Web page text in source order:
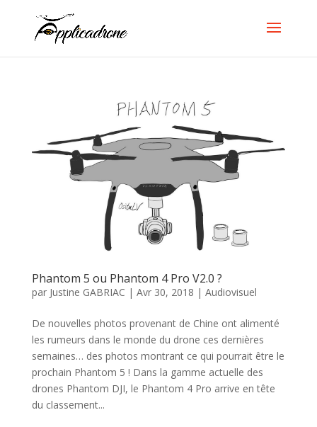
Phantom 5 ou Phantom 4 Pro V2.0 ?
par Justine GABRIAC | Avr 30, 2018 | Audiovisuel
De nouvelles photos provenant de Chine ont alimenté
les rumeurs dans le monde du drone ces dernières
semaines… des photos montrant ce qui pourrait être le
prochain Phantom 5 ! Dans la gamme actuelle des
drones Phantom DJI, le Phantom 4 Pro arrive en tête
du classement...